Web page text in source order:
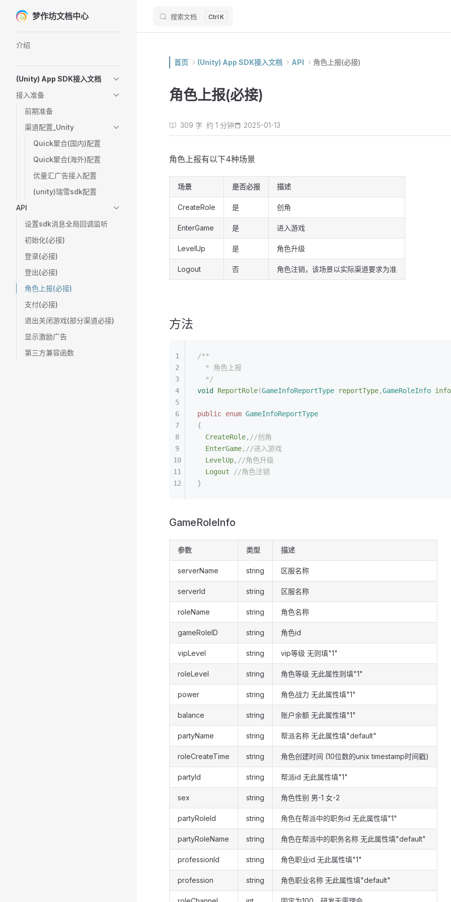
Skip to content
梦作坊文档中心 搜索文档 K
介绍
(Unity) App SDK接入文档
接入准备
前期准备
渠道配置_Unity
Quick聚合(国内)配置
Quick聚合(海外)配置
优量汇广告接入配置
(unity)瑞雪sdk配置
API
设置sdk消息全局回调监听
初始化(必接)
登录(必接)
登出(必接)
角色上报(必接)
支付(必接)
退出关闭游戏(部分渠道必接)
显示激励广告
第三方兼容函数
首页 (Unity) App SDK接入文档 API 角色上报(必接)
角色上报(必接)
309 字 约 1 分钟 2025-01-13
角色上报有以下4种场景
场景 是否必报 描述
CreateRole 是 创角
EnterGame 是 进入游戏
LevelUp 是 角色升级
Logout 否 角色注销，该场景以实际渠道要求为准
方法
/**
  * 角色上报
  */
void
ReportRole(GameInfoReportType reportType,GameRoleInfo info
public enum GameInfoReportType
{
  CreateRole
, //创角
  EnterGame
, //进入游戏
  LevelUp
, //角色升级
  Logout
//角色注销
}
GameRoleInfo
参数 类型 描述
serverName string 区服名称
serverId string 区服名称
roleName string 角色名称
gameRoleID string 角色id
vipLevel string vip等级 无则填"1"
roleLevel string 角色等级 无此属性则填"1"
power string 角色战力 无此属性填"1"
balance string 账户余额 无此属性填"1"
partyName string 帮派名称 无此属性填"default"
roleCreateTime string 角色创建时间 (10位数的unix timestamp时间戳)
partyId string 帮派id 无此属性填"1"
sex string 角色性别 男-1 女-2
partyRoleId string 角色在帮派中的职务id 无此属性填"1"
partyRoleName string 角色在帮派中的职务名称 无此属性填"default"
professionId string 角色职业id 无此属性填"1"
profession string 角色职业名称 无此属性填"default"